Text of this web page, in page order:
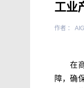
工业
作者 ：
在
障，确